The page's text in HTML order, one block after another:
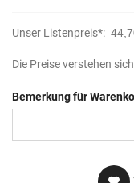
Unser Listenpreis*:
Die Preise verstehen
Bemerkung für